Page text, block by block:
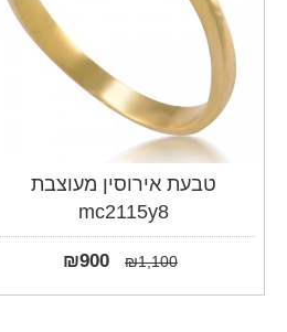
טבעת אירוסין מעוצבת
mc2115y8
₪1,100
₪900